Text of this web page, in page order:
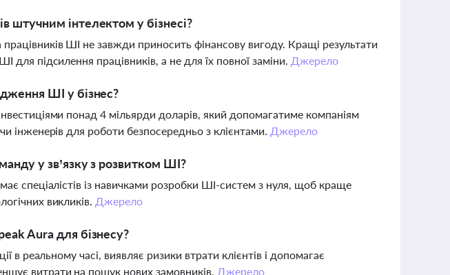
штучним інтелектом у бізнесі?
ШІ не завжди приносить фінансову вигоду. Кращі результати
для підсилення працівників, а не для їх повної заміни. Джерело
ШІ у бізнес?
понад 4 мільярди доларів, який допомагатиме компаніям
інженерів для роботи безпосередньо з клієнтами. Джерело
у зв’язку з розвитком ШІ?
спеціалістів із навичками розробки ШІ-систем з нуля, щоб краще
викликів. Джерело
Aura для бізнесу?
в реальному часі, виявляє ризики втрати клієнтів і допомагає
витрати на пошук нових замовників. Джерело